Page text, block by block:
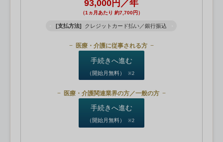
93,000円／年
（1ヵ月あたり 約7,700円）
[支払方法] クレジットカード払い／銀行振込
医療・介護に従事される方
手続きへ進む
（開始月無料） ※2
医療・介護関連業界の方／一般の方
手続きへ進む
（開始月無料） ※2